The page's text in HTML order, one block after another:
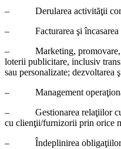
– Derularea activităţii
– Facturarea şi încasarea
– Marketing, promovare,
loterii publicitare, inclusiv
sau personalizate; dezvoltarea
– Management
– Gestionarea relaţiilor cu
cu clienţii/furnizorii prin orice
– Îndeplinirea obligaţiilor